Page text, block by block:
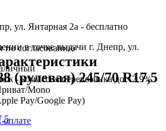
ул. Янтарная 2а - бесплатно
по согласованию
в точке выдачи г. Днепр, ул.
- комиссия перевозчика до +2,9%
Mono
Pay/Google Pay)
оплате
(рулевая) 245/70 R17,5